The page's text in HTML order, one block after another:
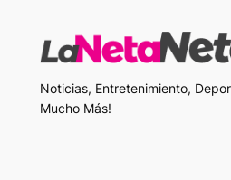
Noticias, Entretenimiento,
Mucho Más!